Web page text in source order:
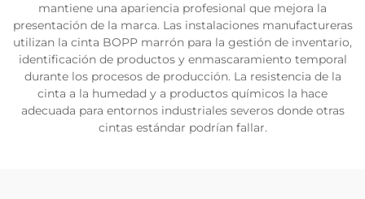
mantiene una apariencia profesional que mejora la
presentación de la marca. Las instalaciones manufactureras
utilizan la cinta BOPP marrón para la gestión de inventario,
identificación de productos y enmascaramiento temporal
durante los procesos de producción. La resistencia de la
cinta a la humedad y a productos químicos la hace
adecuada para entornos industriales severos donde otras
cintas estándar podrían fallar.